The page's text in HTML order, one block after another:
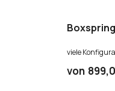
viele
von